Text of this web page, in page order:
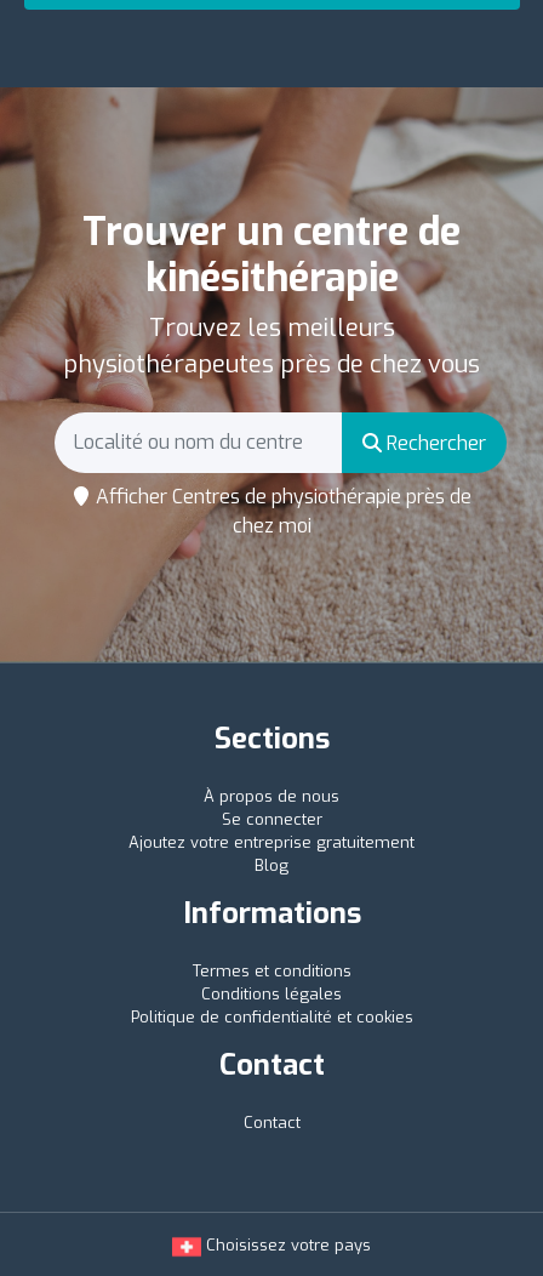
Trouver un centre de
kinésithérapie
Trouvez les meilleurs
physiothérapeutes près de chez vous
Rechercher
Afficher Centres de physiothérapie près de
chez moi
Sections
À propos de nous
Se connecter
Ajoutez votre entreprise gratuitement
Blog
Informations
Termes et conditions
Conditions légales
Politique de confidentialité et cookies
Contact
Contact
Choisissez votre pays